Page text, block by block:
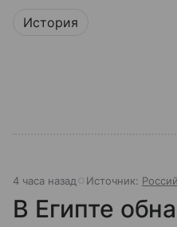
История
4 часа назад Источник:
В Египте